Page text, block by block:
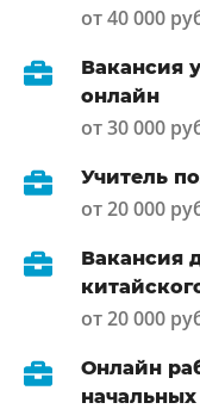
от 40 000
Вакансия
онлайн
от 30 000
Учитель
от 20 000
Вакансия
от 20 000
Онлайн